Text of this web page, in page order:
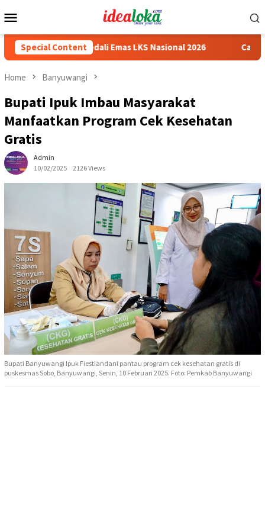
to
Menu
Special Content
Medali Emas LKS Nasional 2026 Cabai Jadi Fokus
Home Banyuwangi
Bupati Ipuk Imbau Masyarakat
Manfaatkan Program Cek Kesehatan
Gratis
Admin
10/02/2025
2126 Views
Bupati Banyuwangi Ipuk Fiestiandani pantau program cek kesehatan gratis di
puskesmas Sobo, Banyuwangi, Senin, 10 Februari 2025. Foto: Pemkab Banyuwangi